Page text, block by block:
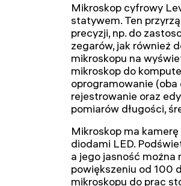
Mikroskop cyfrowy
statywem. Ten
precyzji, np. do
zegarów, jak również
mikroskopu na
mikroskop do
oprogramowanie
rejestrowanie oraz
pomiarów długości,
Mikroskop ma
diodami LED.
a jego jasność można
powiększeniu od 100
mikroskopu do prac